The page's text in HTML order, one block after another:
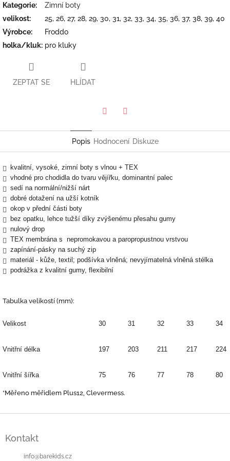
Kategorie:
Zimní boty
velikost:
25, 26, 27, 28, 29, 30, 31, 32, 33, 34, 35, 36, 37, 38, 39, 40
Výrobce:
Froddo
holka/kluk: pro kluky
ZEPTAT SE HLÍDAT
Popis Hodnocení Diskuze
kvalitní, vysoké, zimní boty s vlnou + TEX
vhodné pro chodidla do tvaru vějířku, dominantní palec
sedí na normální/nižší nárt
dobré dotažení na užší kotník
okop v přední části boty
bez opatku, lehce tužší díky zvýšenému přesahu gumy
nulový drop
TEX membrána s nepromokavou a paropropustnou vrstvou
zapínání-pásky na suchý zip
materiál - kůže, textil; podšívka vlněná; nevyjímatelná vlněná stélka
podrážka z kvalitní gumy, flexibilní
Tabulka velikostí (mm):
Velikost 30 31 32 33 34
Vnitřní délka 197 203 211 217 224
Vnitřní šířka 75 76 77 78 80
*Měřeno měřidlem Plus12, Clevermess.
Kontakt
info@barekids.cz